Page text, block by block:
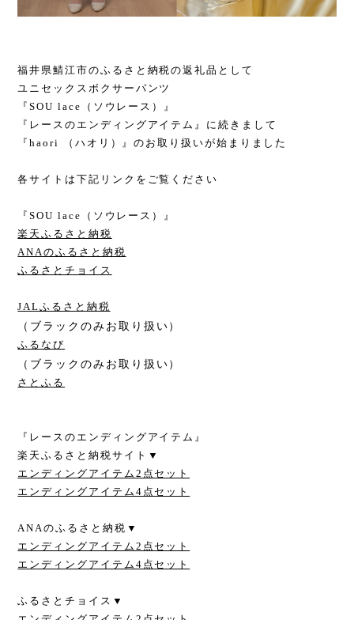
福井県鯖江市のふるさと納税の返礼品として
ユニセックスボクサーパンツ
『SOU lace（ソウレース）』
『レースのエンディングアイテム』に続きまして
『haori （ハオリ）』のお取り扱いが始まりました
各サイトは下記リンクをご覧ください
『SOU lace（ソウレース）』
楽天ふるさと納税
ANAのふるさと納税
ふるさとチョイス
JALふるさと納税
（ブラックのみお取り扱い）
ふるなび
（ブラックのみお取り扱い）
さとふる
『レースのエンディングアイテム』
楽天ふるさと納税サイト▼
エンディングアイテム2点セット
エンディングアイテム4点セット
ANAのふるさと納税▼
エンディングアイテム2点セット
エンディングアイテム4点セット
ふるさとチョイス▼